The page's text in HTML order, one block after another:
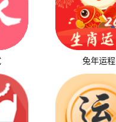
兔年运程